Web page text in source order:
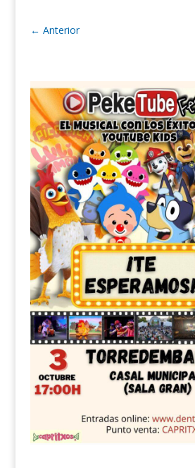
← Anterior